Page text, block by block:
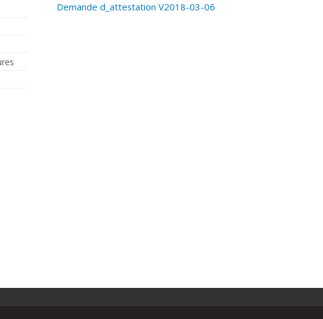
Demande d_attestation V2018-03-06